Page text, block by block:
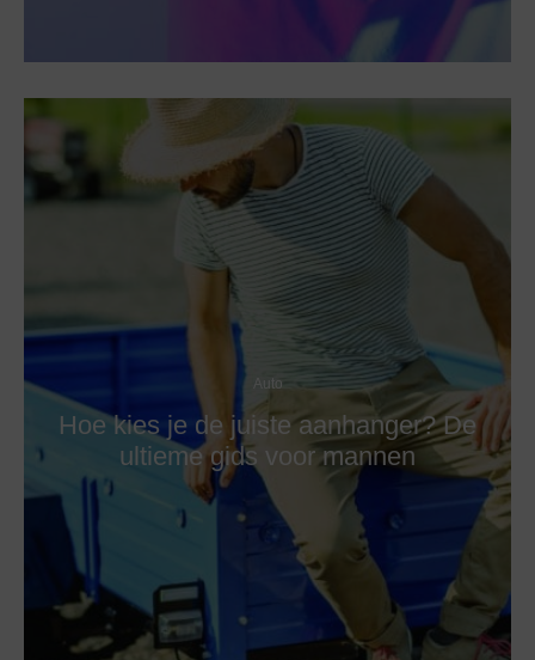
Auto
Hoe kies je de juiste aanhanger? De
ultieme gids voor mannen